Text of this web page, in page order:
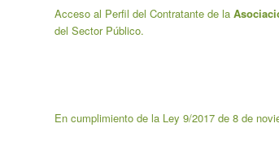
Acceso al Perfil del Contratante de la
del Sector Público.
En cumplimiento de la Ley 9/2017 de 8 de